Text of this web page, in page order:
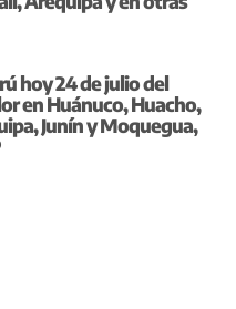
hoy 24 de julio del
en Huánuco, Huacho,
Junín y Moquegua,